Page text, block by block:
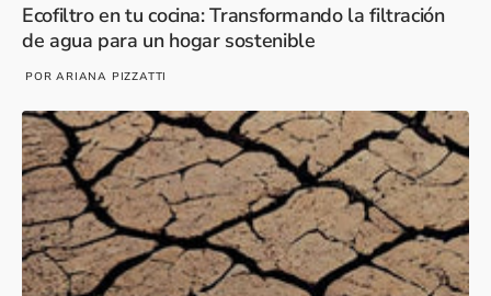
Ecofiltro en tu cocina: Transformando la filtración
de agua para un hogar sostenible
POR ARIANA PIZZATTI